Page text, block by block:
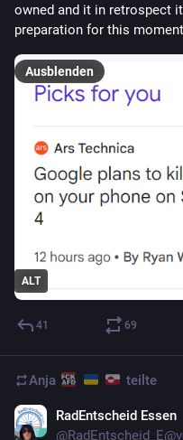
owned and it in retrospect
preparation for this moment
ALT
Ausblenden
41 69
Anja teilte
RadEntscheid Essen
@